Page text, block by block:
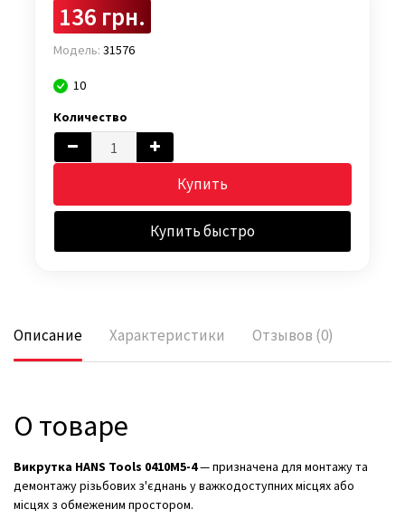
136 грн.
Модель: 31576
10
Количество
Купить
Купить быстро
Описание Характеристики Отзывов (0)
О товаре
Викрутка HANS Tools 0410M5-4— призначена для монтажу та
демонтажу різьбових з'єднань у важкодоступних місцях або
місцях з обмеженим простором.